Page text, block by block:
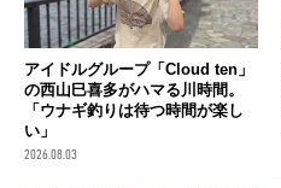
アイドルグループ「Cloud ten」
の西山巳喜多がハマる川時間。
「ウナギ釣りは待つ時間が楽し
い」
2026.08.03